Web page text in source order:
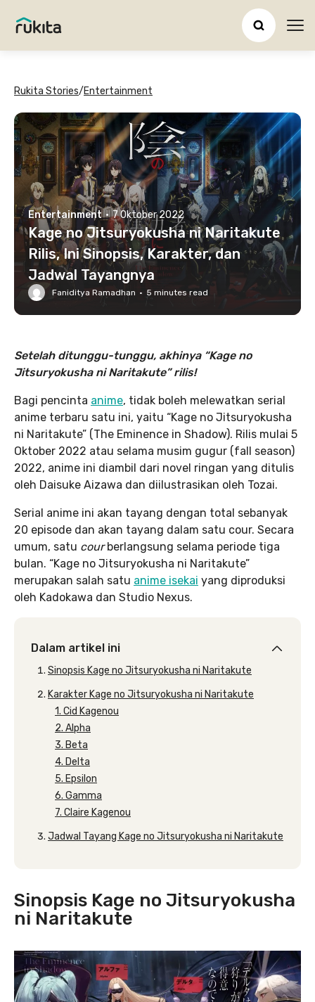
Rukita Stories/Entertainment
Entertainment · 7 Oktober 2022
Kage no Jitsuryokusha ni Naritakute
Rilis, Ini Sinopsis, Karakter, dan
Jadwal Tayangnya
Faniditya Ramadhan · 5 minutes read
Setelah ditunggu-tunggu, akhinya “Kage no
Jitsuryokusha ni Naritakute” rilis!
Bagi pencinta anime, tidak boleh melewatkan serial
anime terbaru satu ini, yaitu “Kage no Jitsuryokusha
ni Naritakute” (The Eminence in Shadow). Rilis mulai 5
Oktober 2022 atau selama musim gugur (fall season)
2022, anime ini diambil dari novel ringan yang ditulis
oleh Daisuke Aizawa dan diilustrasikan oleh Tozai.
Serial anime ini akan tayang dengan total sebanyak
20 episode dan akan tayang dalam satu cour. Secara
umum, satu courberlangsung selama periode tiga
bulan. “Kage no Jitsuryokusha ni Naritakute”
merupakan salah satu anime isekai yang diproduksi
oleh Kadokawa dan Studio Nexus.
Dalam artikel ini
Sinopsis Kage no Jitsuryokusha ni Naritakute
Karakter Kage no Jitsuryokusha ni Naritakute
1. Cid Kagenou
2. Alpha
3. Beta
4. Delta
5. Epsilon
6. Gamma
7. Claire Kagenou
Jadwal Tayang Kage no Jitsuryokusha ni Naritakute
Sinopsis Kage no Jitsuryokusha
ni Naritakute